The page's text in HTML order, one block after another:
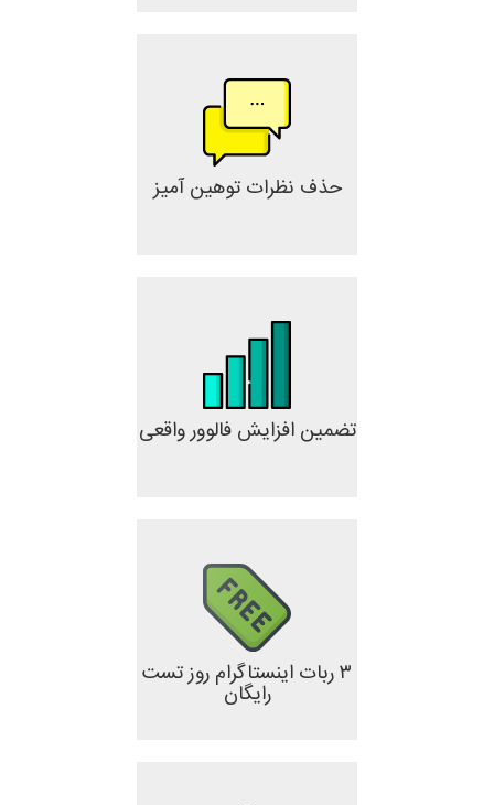
حذف نظرات توهین آمیز
تضمین افزایش فالوور واقعی
۳ ربات اینستاگرام روز تست
رایگان